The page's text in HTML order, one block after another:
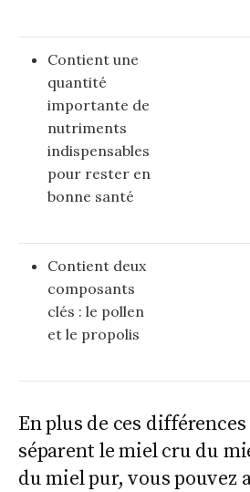
Contient une
quantité
importante de
nutriments
indispensables
pour rester en
bonne santé
Contient deux
composants
clés : le pollen
et le propolis
En plus de ces
séparent le miel cru du
du miel pur, vous pouvez